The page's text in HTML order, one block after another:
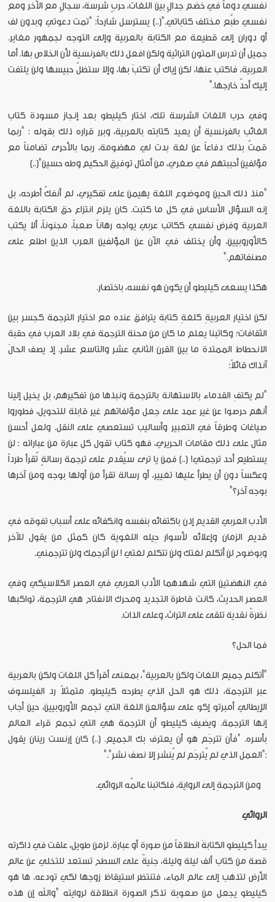
نفسي دوماً في خضم جدالٍ بين اللغات، حربٍ شرسة، سجالٍ مع الآخر ومع
نفسي طبَّع مختلف كتاباتي."(..) يسترسل شارحاً: "تمت دعوتي وبدون لف
أو دوران إلى قطيعة مع الكتابة بالعربية وإلى التوجه لجمهور مغاير.
جميل أن تدرس المتون التراثية ولكن افعل ذلك بالفرنسية لأن الخلاص بها. أما
العربية، فاكتب عنها، لكن إياك أن تكتبَ بها، وإلا ستظلُ حبيسها ولن يلتفت
إليك أحدٌ خارجها."
وفي حرب اللغات الشرسة تلك، اختار كيليطو بعد إنجاز مسودة كتاب
الغائب بالفرنسية أن يعيد كتابته بالعربية، وبرر قراره ذلك بقوله : "ربما
قمتُ بذلك دفاعاً عن لغة بدت لي مهضومة، ربما بالأحرى تضامناً مع
مؤلفين أحببتهم في صغري، من أمثال توفيق الحكيم وطه حسين"(..)
"منذ ذلك الحين وموضوع اللغة يهيمن على تفكيري، لم أنفكُ أطرحه، بل
إنه السؤال الأساس في كل ما كتبت. كان يلزم انتزاع حق الكتابة باللغة
العربية وفرض نفسي ككاتب عربي يواجه رهاناً صعباً، مجنوناً، ألا يكتب
كالأوروبيين، وأن يختلف في الآن عن المؤلفين العرب الذين اطلع على
مصنفاتهم."
هكذا يسعى كيليطو أن يكون هو نفسه، باختصار.
لكن اختيار العربيةِ كلغةِ كتابة يترافق عنده مع اختيار الترجمة كجسر بين
الثقافات؛ وكاتبنا يعلم ما كان من محنة الترجمة في بلاد العرب في حقبة
الانحطاط الممتدة ما بين القرن الثاني عشر والتاسع عشر. إذ يصف الحالَ
آنذاك قائلاً:
"لم يكتفِ القدماء بالاستهانة بالترجمة ونبذها من تفكيرهم، بل يخيل إلينا
أنهم حرصوا عن غير عمد على جعل مؤلفاتهم غير قابلة للتحويل، فطوروا
صياغات وطرقاً في التعبير وأساليب تستعصي على النقل. ولعل أحسن
مثال على ذلك مقامات الحريري، فهو كتاب تقول كل عبارة من عباراته : لن
يستطيع أحد ترجمتي! (..) فمن يا ترى سيُقدم على ترجمة رسالةٍ تُقرأ طرداً
وعكساً دون أن يطرأ عليها تغيير، أو رسالة تقرأ من أولها بوجه ومن آخرها
بوجه آخر؟"
الأدب العربي القديم إذن باكتفائه بنفسه وانكفائه على أسباب تفوقه في
قديم الزمان وإعلائه لأسوار حِيله اللغوية كان كمثل من يقول للآخر
وبوضوح لن أتكلم لغتك ولن تتكلم لغتي ! لن أترجمك ولن تترجمني.
في النهضتين التي شهدهما الأدب العربي في العصر الكلاسيكي وفي
العصر الحديث، كانت قاطرة التجديد ومحرك الانفتاح هي الترجمة، تواكبها
نظرةٌ نقدية تلقى على التراث، وعلى الذات.
فما الحل؟
"أتكلم جميع اللغات ولكن بالعربية"، بمعنى أقرأ كل اللغات ولكن بالعربية
عبر الترجمة، ذلك هو الحل الذي يطرحه كيليطو. متمثلاً رد الفيلسوف
الإيطالي أمبرتو إكو على سؤالعن اللغة التي تجمع الأوروبيين، حين أجاب
إنها الترجمة. ويضيف كيليطو أن الترجمة هي التي تجمع قراء العالم
بأسره. "فأن تترجَم هو أن يعترف بك الجميع. (..) كان إرنست رينان يقول
:"العمل الذي لم يُترجَم لم يُنشر إلا نصف نشر"."
ومن الترجمةِ إلى الرواية، فلكاتبنا عالمُه الروائي.
الروائي
يبدأ كيليطو الكتابةَ انطلاقاً من صورة أو عبارة. لزمن طويل، علقت في ذاكرته
قصة من كتاب ألف ليلة وليلة، جنيةٌ على السطح تستعد للتخلي عن عالم
الأرض لتذهب إلى عالم الماء، فتنتظر استيقاظ زوجها لكي تودعه. ها هو
كيليطو يجعل من صعوبة تذكر الصورة انطلاقة لروايته "والله إن هذه